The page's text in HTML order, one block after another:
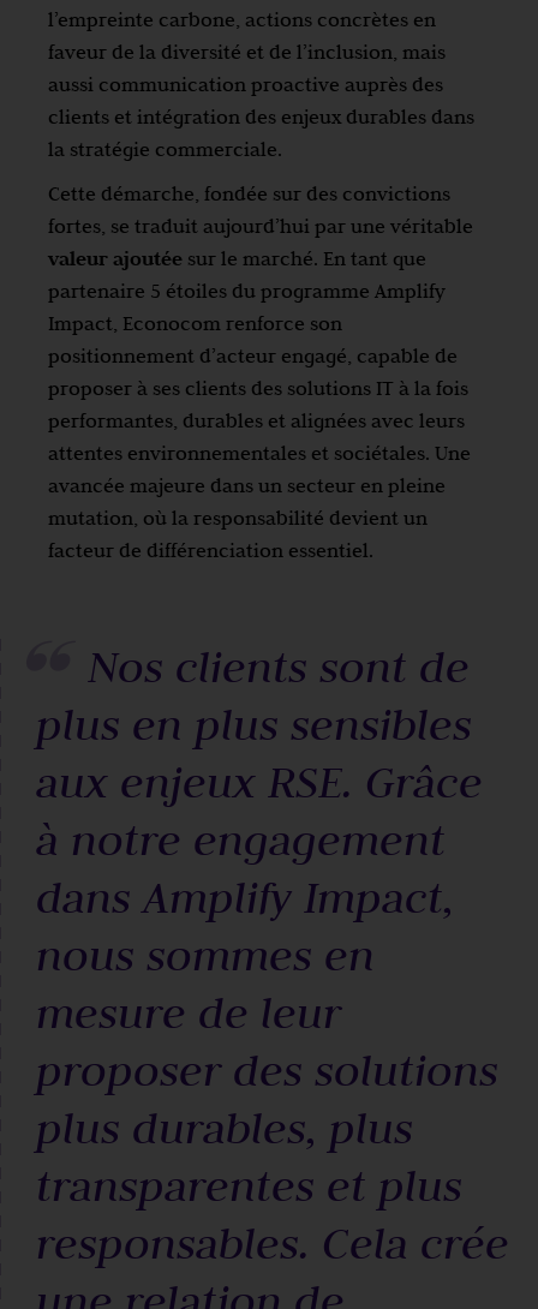
l’empreinte carbone, actions concrètes en
faveur de la diversité et de l’inclusion, mais
aussi communication proactive auprès des
clients et intégration des enjeux durables dans
la stratégie commerciale.
Cette démarche, fondée sur des convictions
fortes, se traduit aujourd’hui par une véritable
valeur ajoutée sur le marché. En tant que
partenaire 5 étoiles du programme Amplify
Impact, Econocom renforce son
positionnement d’acteur engagé, capable de
proposer à ses clients des solutions IT à la fois
performantes, durables et alignées avec leurs
attentes environnementales et sociétales. Une
avancée majeure dans un secteur en pleine
mutation, où la responsabilité devient un
facteur de différenciation essentiel.
Nos clients sont de
plus en plus sensibles
aux enjeux RSE. Grâce
à notre engagement
dans Amplify Impact,
nous sommes en
mesure de leur
proposer des solutions
plus durables, plus
transparentes et plus
responsables. Cela crée